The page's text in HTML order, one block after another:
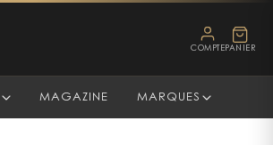
COMPTE PANIER
MAGAZINE MARQUES